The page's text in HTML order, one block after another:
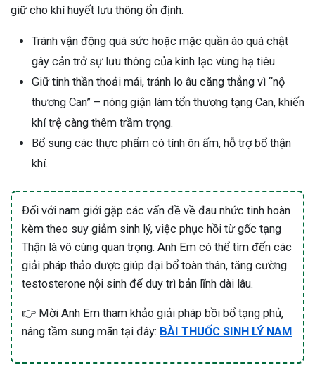
giữ cho khí huyết lưu thông ổn định.
Tránh vận động quá sức hoặc mặc quần áo quá chật
gây cản trở sự lưu thông của kinh lạc vùng hạ tiêu.
Giữ tinh thần thoải mái, tránh lo âu căng thẳng vì “nộ
thương Can” – nóng giận làm tổn thương tạng Can, khiến
khí trệ càng thêm trầm trọng.
Bổ sung các thực phẩm có tính ôn ấm, hỗ trợ bổ thận
khí.
Đối với nam giới gặp các vấn đề về đau nhức tinh hoàn
kèm theo suy giảm sinh lý, việc phục hồi từ gốc tạng
Thận là vô cùng quan trọng. Anh Em có thể tìm đến các
giải pháp thảo dược giúp đại bổ toàn thân, tăng cường
testosterone nội sinh để duy trì bản lĩnh dài lâu.
👉 Mời Anh Em tham khảo giải pháp bồi bổ tạng phủ,
nâng tầm sung mãn tại đây: BÀI THUỐC SINH LÝ NAM